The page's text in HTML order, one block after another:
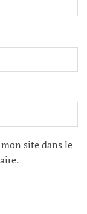
site dans le